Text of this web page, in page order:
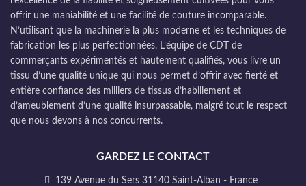
offrir une maniabilité et une facilité de couture incomparable.
N’utilisant que la machinerie la plus moderne et les techniques de
fabrication les plus perfectionnées. L’équipe de CDT de
commerçants expérimentés et hautement qualifiés, vous livre un
tissu d’une qualité unique qui nous permet d’offrir avec fierté et
entière confiance des milliers de tissus d’habillement et
d’ameublement d’une qualité insurpassable, malgré tout le respect
que nous devons à nos concurrents.
GARDEZ LE CONTACT
139 Avenue du Sers 31140 Saint-Alban - France